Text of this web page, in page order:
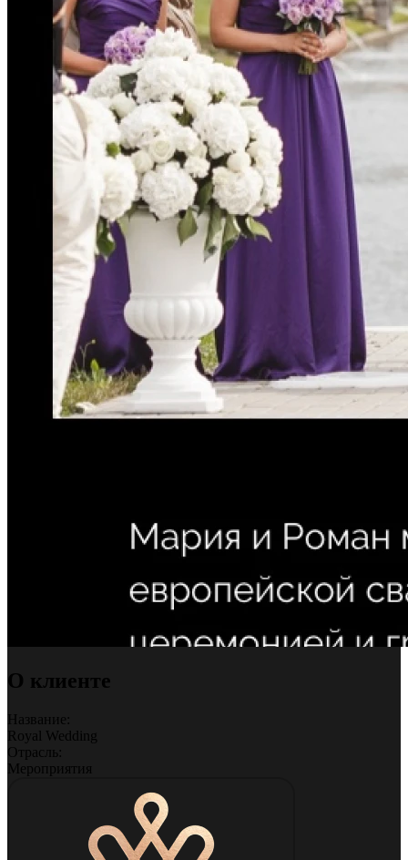
О клиенте
Название:
Royal Wedding
Отрасль:
Мероприятия